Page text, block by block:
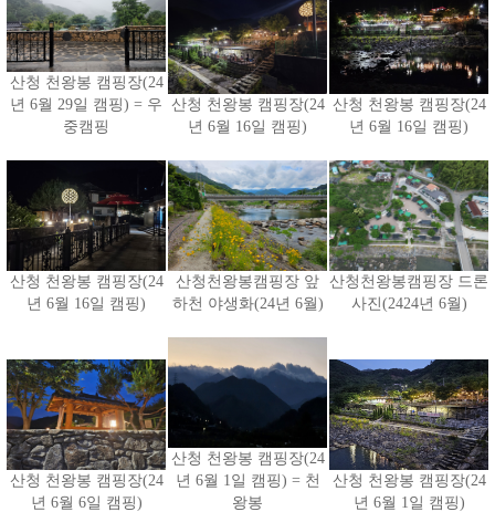
산청 천왕봉 캠핑장(24
년 6월 29일 캠핑) = 우
중캠핑
산청 천왕봉 캠핑장(24
년 6월 16일 캠핑)
산청 천왕봉 캠핑장(24
년 6월 16일 캠핑)
산청 천왕봉 캠핑장(24
년 6월 16일 캠핑)
산청천왕봉캠핑장 앞
하천 야생화(24년 6월)
산청천왕봉캠핑장 드론
사진(2424년 6월)
산청 천왕봉 캠핑장(24
년 6월 6일 캠핑)
산청 천왕봉 캠핑장(24
년 6월 1일 캠핑) = 천
왕봉
산청 천왕봉 캠핑장(24
년 6월 1일 캠핑)